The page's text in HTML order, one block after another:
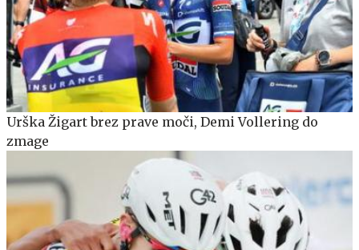
Urška Žigart brez prave moči, Demi Vollering do
zmage